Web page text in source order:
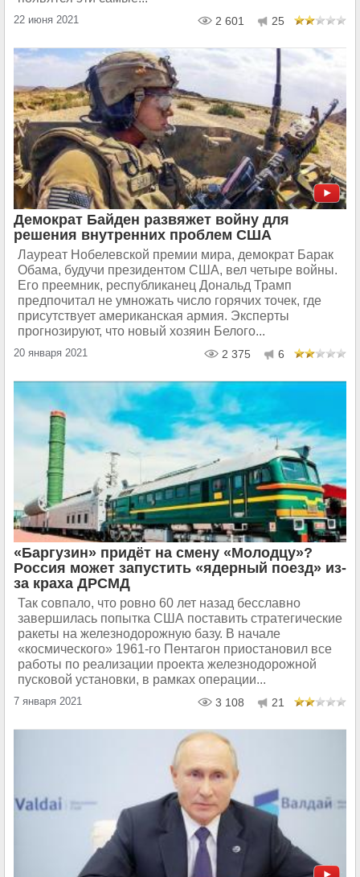
22 июня 2021 2 601 25
Демократ Байден развяжет войну для
решения внутренних проблем США
Лауреат Нобелевской премии мира, демократ Барак
Обама, будучи президентом США, вел четыре войны.
Его преемник, республиканец Дональд Трамп
предпочитал не умножать число горячих точек, где
присутствует американская армия. Эксперты
прогнозируют, что новый хозяин Белого...
20 января 2021 2 375 6
«Баргузин» придёт на смену «Молодцу»?
Россия может запустить «ядерный поезд» из-
за краха ДРСМД
Так совпало, что ровно 60 лет назад бесславно
завершилась попытка США поставить стратегические
ракеты на железнодорожную базу. В начале
«космического» 1961-го Пентагон приостановил все
работы по реализации проекта железнодорожной
пусковой установки, в рамках операции...
7 января 2021 3 108 21